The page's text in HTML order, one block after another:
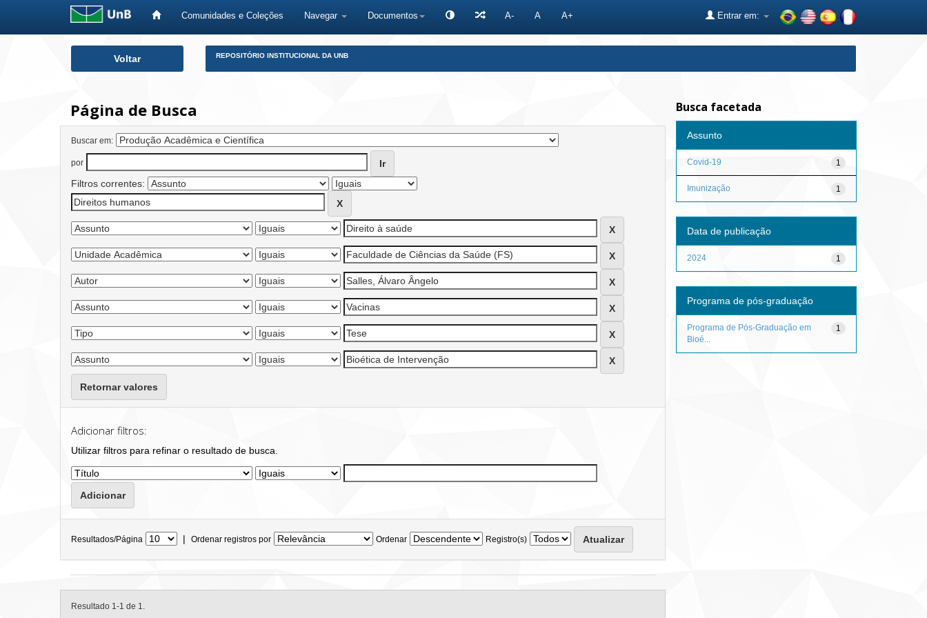
Comunidades e Coleções Navegar Documentos A- A A+ Entrar em:
Voltar REPOSITÓRIO INSTITUCIONAL DA UNB
Página de Busca
Buscar em:
por
Filtros correntes:
Retornar valores
Adicionar filtros:
Utilizar filtros para refinar o resultado de busca.
Resultados/Página | Ordenar registros por Ordenar Registro(s)
Resultado 1-1 de 1.
Busca facetada
Assunto
1
Covid-19
1
Imunização
Data de publicação
1
2024
Programa de pós-graduação
1
Programa de Pós-Graduação em
Bioé...